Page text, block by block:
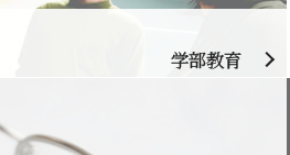
学部教育